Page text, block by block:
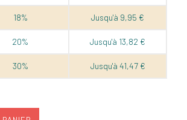
18% Jusqu'à 9,95 €
20% Jusqu'à 13,82 €
30% Jusqu'à 41,47 €